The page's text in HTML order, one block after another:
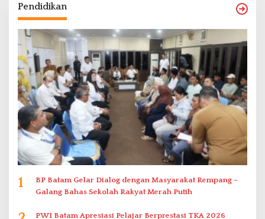
Pendidikan
1
BP Batam Gelar Dialog dengan Masyarakat Rempang –
Galang Bahas Sekolah Rakyat Merah Putih
PWI Batam Apresiasi Pelajar Berprestasi TKA 2026